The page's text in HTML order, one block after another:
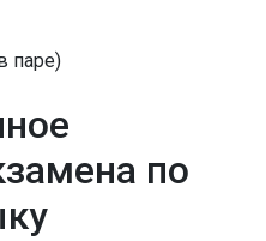
паре)
по